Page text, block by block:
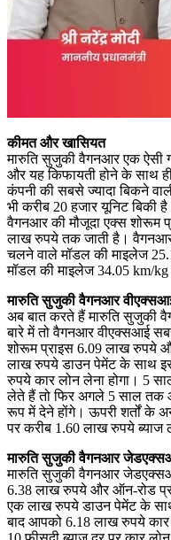
कीमत और खासियत
मारुति सुजुकी वैगनआर एक ऐसी
और यह किफायती होने के साथ
कंपनी की सबसे ज्यादा बिकने
भी करीब 20 हजार यूनिट
वैगनआर की मौजूदा एक्स शोरूम
लाख रुपये तक जाती है।
चलने वाले मॉडल की माइलेज
मॉडल की माइलेज 34.05 km/
मारुति सुजुकी वैगनआर
अब बात करते हैं मारुति
बारे में तो वैगनआर वीएक्सआई
शोरूम प्राइस 6.09 लाख रुपये
लाख रुपये डाउन पेमेंट के साथ
रुपये कार लोन लेना होगा। 5
लेते हैं तो फिर अगले 5 साल तक
रूप में देने होंगे। ऊपरी शर्तों के
पर करीब 1.60 लाख रुपये ब्याज
मारुति सुजुकी वैगनआर
मारुति सुजुकी वैगनआर
6.38 लाख रुपये और ऑन-रोड
एक लाख रुपये डाउन पेमेंट के
बाद आपको 6.18 लाख रुपये